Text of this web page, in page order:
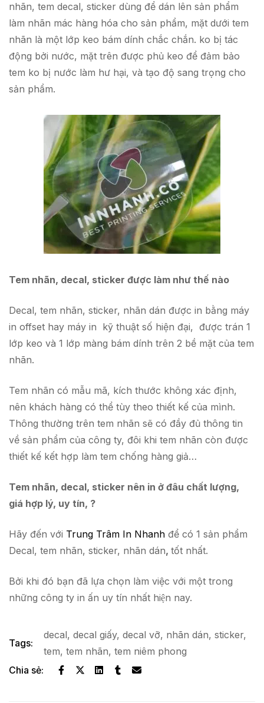
nhãn, tem decal, sticker dùng để dán lên sản phẩm
làm nhãn mác hàng hóa cho sản phẩm, mặt dưới tem
nhãn là một lớp keo bám dính chắc chắn. ko bị tác
động bởi nước, mặt trên được phủ keo để đảm bảo
tem ko bị nước làm hư hại, và tạo độ sang trọng cho
sản phẩm.
Tem nhãn, decal, sticker được làm như thế nào
Decal, tem nhãn, sticker, nhãn dán được in bằng máy
in offset hay máy in kỹ thuật số hiện đại, được trán 1
lớp keo và 1 lớp màng bám dính trên 2 bề mặt của tem
nhãn.
Tem nhãn có mẫu mã, kích thước không xác định,
nên khách hàng có thể tùy theo thiết kế của mình.
Thông thường trên tem nhãn sẽ có đầy đủ thông tin
về sản phẩm của công ty, đôi khi tem nhãn còn được
thiết kế kết hợp làm tem chống hàng giả…
Tem nhãn, decal, sticker nên in ở đâu chất lượng,
giá hợp lý, uy tín, ?
Hãy đến với Trung Trâm In Nhanh để có 1 sản phẩm
Decal, tem nhãn, sticker, nhãn dán, tốt nhất.
Bởi khi đó bạn đã lựa chọn làm việc với một trong
những công ty in ấn uy tín nhất hiện nay.
Tags:
decal, decal giấy, decal vỡ, nhãn dán, sticker,
tem, tem nhãn, tem niêm phong
Chia sẻ: